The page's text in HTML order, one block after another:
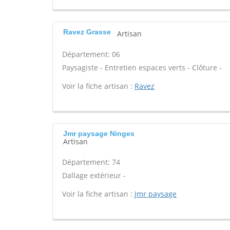
Ravez Grasse Artisan
Département: 06
Paysagiste - Entretien espaces verts - Clôture -
Voir la fiche artisan : Ravez
Jmr paysage Ninges
Artisan
Département: 74
Dallage extérieur -
Voir la fiche artisan : Jmr paysage